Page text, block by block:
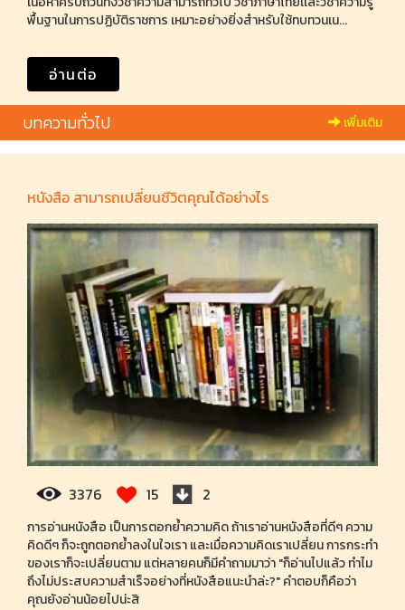
พื้นฐานในการปฏิบัติราชการ เหมาะอย่างยิ่งสำหรับใช้ทบทวนเน...
อ่านต่อ
บทความทั่วไป เพิ่มเติม
หนังสือ สามารถเปลี่ยนชีวิตคุณได้อย่างไร
3376 15 2
การอ่านหนังสือ เป็นการตอกย้ำความคิด ถ้าเราอ่านหนังสือที่ดีๆ ความ
คิดดีๆ ก็จะถูกตอกย้ำลงในใจเรา และเมื่อความคิดเราเปลี่ยน การกระทำ
ของเราก็จะเปลี่ยนตาม แต่หลายคนก็มีคำถามมาว่า "ก็อ่านไปแล้ว ทำไม
ถึงไม่ประสบความสำเร็จอย่างที่หนังสือแนะนำล่ะ?" คำตอบก็คือว่า
คุณยังอ่านน้อยไปน่ะสิ